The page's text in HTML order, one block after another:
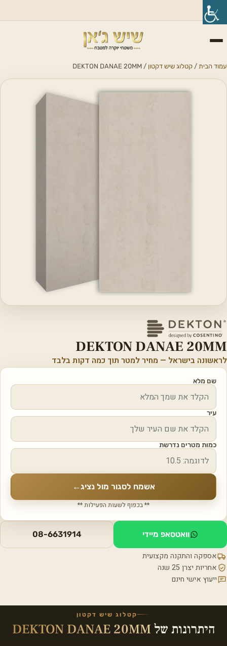
עמוד הבית / קטלוג שיש דקטון / DEKTON DANAE 20MM
DEKTON DANAE 20MM
לראשונה בישראל — מחיר למטר תוך כמה דקות בלבד
שם מלא
עיר
כמות מטרים נדרשת
אשמח לסגור מול נציג←
** בכפוף לשעות הפעילות **
וואטסאפ מיידי 08-6631914
אספקה והתקנה מקצועית
אחריות יצרן 25 שנה
ייעוץ אישי חינם
קטלוג שיש דקטון
היתרונות של DEKTON DANAE 20MM